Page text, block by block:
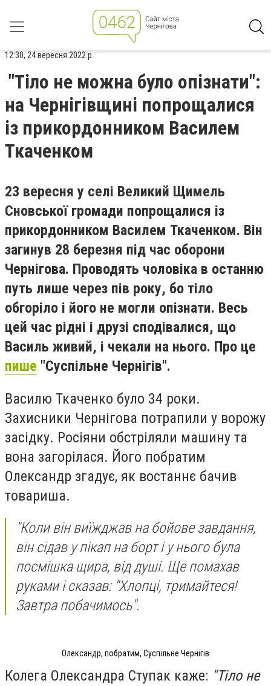
12:30, 24 вересня 2022 р.
"Тіло не можна було опізнати":
на Чернігівщині попрощалися
із прикордонником Василем
Ткаченком
23 вересня у селі Великий Щимель
Сновської громади попрощалися із
прикордонником Василем Ткаченком. Він
загинув 28 березня під час оборони
Чернігова. Проводять чоловіка в останню
путь лише через пів року, бо тіло
обгоріло і його не могли опізнати. Весь
цей час рідні і друзі сподівалися, що
Василь живий, і чекали на нього. Про це
пише "Суспільне Чернігів".
Василю Ткаченко було 34 роки.
Захисники Чернігова потрапили у ворожу
засідку. Росіяни обстріляли машину та
вона загорілася. Його побратим
Олександр згадує, як востаннє бачив
товариша.
"Коли він виїжджав на бойове завдання,
він сідав у пікап на борт і у нього була
посмішка щира, від душі. Ще помахав
руками і сказав: "Хлопці, тримайтеся!
Завтра побачимось".
Олександр, побратим, Суспільне Чернігів
Колега Олександра Ступак каже: "Тіло не